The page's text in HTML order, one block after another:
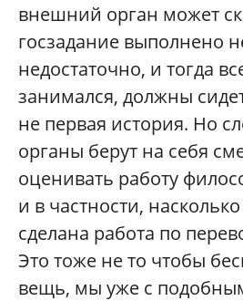
внешний орган может
госзадание выполнено
недостаточно, и тогда
занимался, должны
не первая история. Но
органы берут на себя
оценивать работу
и в частности,
сделана работа по
Это тоже не то чтобы
вещь, мы уже с